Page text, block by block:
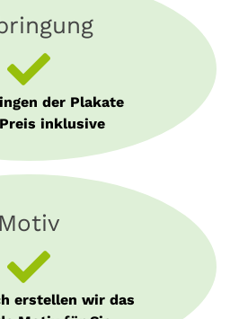
der Plakate
inklusive
Motiv
erstellen wir das